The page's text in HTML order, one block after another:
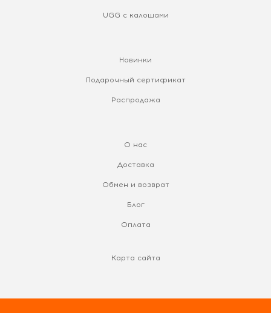
UGG с калошами
Новинки
Подарочный сертификат
Распродажа
О нас
Доставка
Обмен и возврат
Блог
Оплата
Карта сайта